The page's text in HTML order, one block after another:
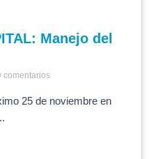
Manejo del
comentarios
25 de noviembre en